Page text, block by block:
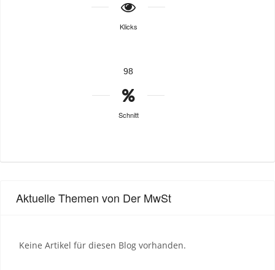
Klicks
98
Schnitt
Aktuelle Themen von Der MwSt
Keine Artikel für diesen Blog vorhanden.